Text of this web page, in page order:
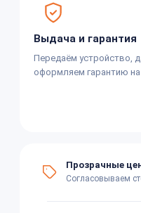
Выдача и гарантия
Передаём устройство,
оформляем гарантию
Прозрачные
Согласовываем